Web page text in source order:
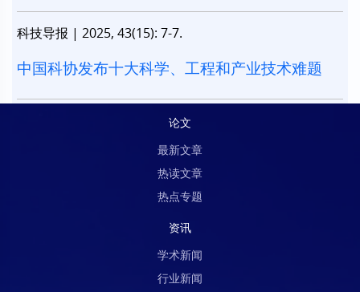
科技导报 | 2025, 43(15): 7-7.
中国科协发布十大科学、工程和产业技术难题
论文
最新文章
热读文章
热点专题
资讯
学术新闻
行业新闻